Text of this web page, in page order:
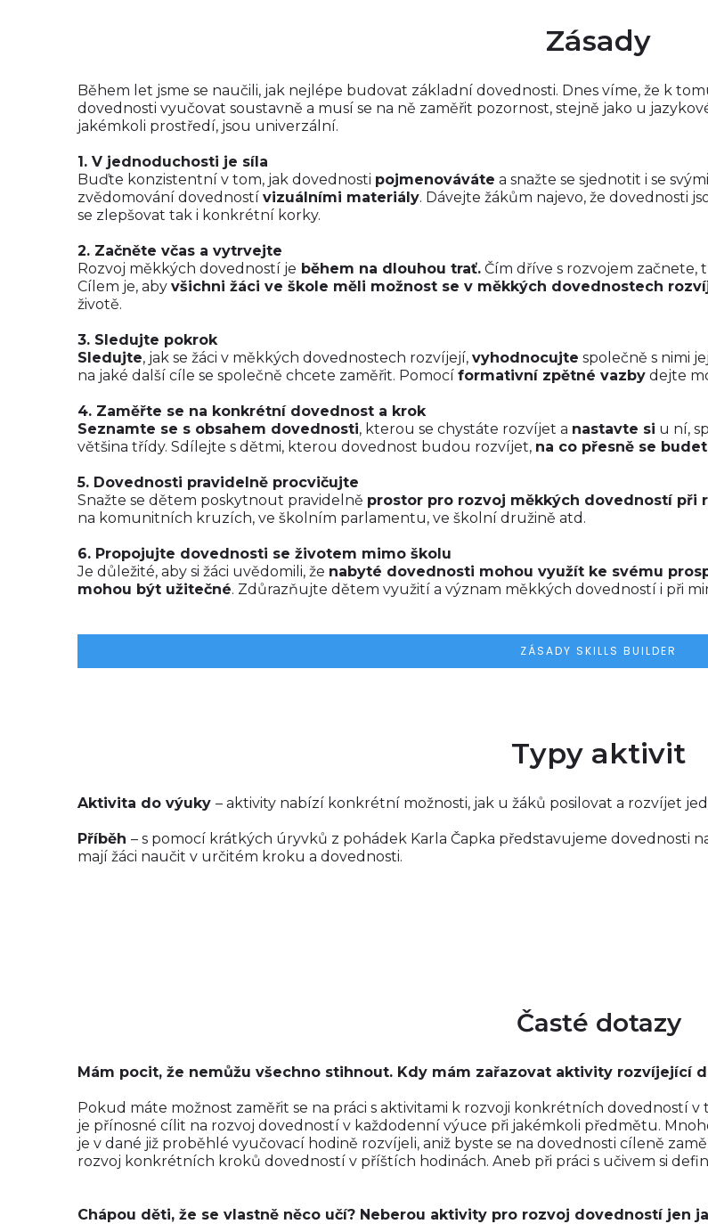
Zásady
Během let jsme se naučili, jak nejlépe budovat základní dovednosti. Dnes víme, že k
dovednosti vyučovat soustavně a musí se na ně zaměřit pozornost, stejně jako u
jakémkoli prostředí, jsou univerzální.
1. V jednoduchosti je síla
Buďte konzistentní v tom, jak dovednosti pojmenováváte a snažte se sjednotit i se
zvědomování dovedností vizuálními materiály. Dávejte žákům najevo, že dovednosti
se zlepšovat tak i konkrétní korky.
2. Začněte včas a vytrvejte
Rozvoj měkkých dovedností je během na dlouhou trať. Čím dříve s rozvojem
Cílem je, aby všichni žáci ve škole měli možnost se v měkkých dovednostech
životě.
3. Sledujte pokrok
Sledujte, jak se žáci v měkkých dovednostech rozvíjejí, vyhodnocujte společně s nimi
na jaké další cíle se společně chcete zaměřit. Pomocí formativní zpětné vazby dejte
4. Zaměřte se na konkrétní dovednost a krok
Seznamte se s obsahem dovednosti, kterou se chystáte rozvíjet a nastavte si u ní,
většina třídy. Sdílejte s dětmi, kterou dovednost budou rozvíjet, na co přesně se
5. Dovednosti pravidelně procvičujte
Snažte se dětem poskytnout pravidelně prostor pro rozvoj měkkých dovedností při
na komunitních kruzích, ve školním parlamentu, ve školní družině atd.
6. Propojujte dovednosti se životem mimo školu
Je důležité, aby si žáci uvědomili, že nabyté dovednosti mohou využít ke svému
mohou být užitečné. Zdůrazňujte dětem využití a význam měkkých dovedností i při
ZÁSADY SKILLS BUILDER
Typy aktivit
Aktivita do výuky – aktivity nabízí konkrétní možnosti, jak u žáků posilovat a rozvíjet
Příběh – s pomocí krátkých úryvků z pohádek Karla Čapka představujeme dovednosti
mají žáci naučit v určitém kroku a dovednosti.
Časté dotazy
Mám pocit, že nemůžu všechno stihnout. Kdy mám zařazovat aktivity rozvíjející
Pokud máte možnost zaměřit se na práci s aktivitami k rozvoji konkrétních dovedností
je přínosné cílit na rozvoj dovedností v každodenní výuce při jakémkoli předmětu.
je v dané již proběhlé vyučovací hodině rozvíjeli, aniž byste se na dovednosti cíleně
rozvoj konkrétních kroků dovedností v příštích hodinách. Aneb při práci s učivem si
Chápou děti, že se vlastně něco učí? Neberou aktivity pro rozvoj dovedností jen